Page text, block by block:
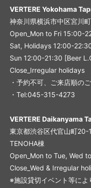
VERTERE Yokohama
神奈川県横浜市中区宮川
Open_Mon to Fri 15:00-
Sat, Holidays 12:00-
Sun 12:00-21:30 [Beer
Close_Irregular holidays
・予約不可、ご来店順の
・Tel:045-315-4273
VERTERE Daikanyama
東京都渋谷区代官山町
TENOHA棟
Open_Mon to Tue, Wed
Close_Wed & Irregular
※施設貸切イベント等によ